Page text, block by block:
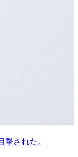
された。